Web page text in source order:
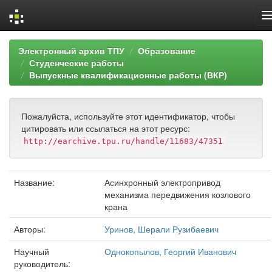
Skip
navigation
Электронный архив ТПУ
Образование
Студенческие работы
Выпускные квалификационные работы (ВКР)
Пожалуйста, используйте этот идентификатор, чтобы
цитировать или ссылаться на этот ресурс:
http://earchive.tpu.ru/handle/11683/47351
Название:
Асинхронный электропривод
механизма передвижения козлового
крана
Авторы:
Уринов, Шерали Рузибаевич
Научный
руководитель:
Однокопылов, Георгий Иванович